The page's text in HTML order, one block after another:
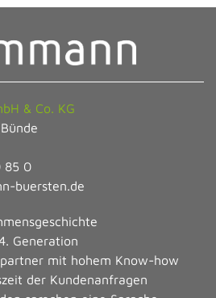
& Co. KG
85 0
buersten.de
Generation
mit hohem Know-how
der Kundenanfragen